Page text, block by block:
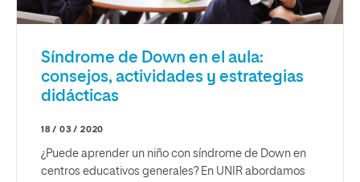
Síndrome de Down en el aula:
consejos, actividades y estrategias
didácticas
18 / 03 / 2020
¿Puede aprender un niño con síndrome de Down en
centros educativos generales? En UNIR abordamos